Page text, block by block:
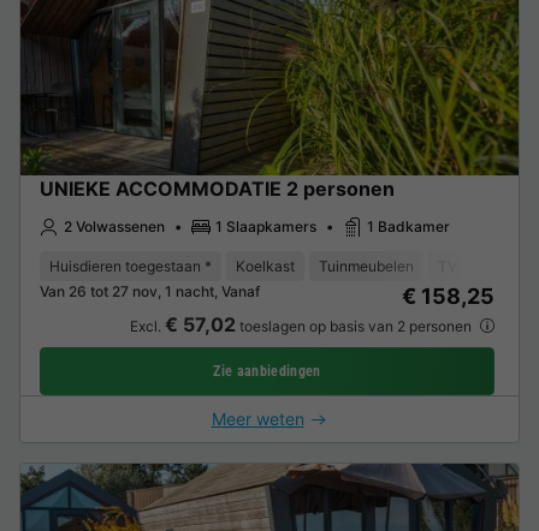
UNIEKE ACCOMMODATIE 2 personen
2 Volwassenen 1 Slaapkamers 1 Badkamer
Huisdieren toegestaan * Koelkast Tuinmeubelen
Van 26 tot 27 nov, 1 nacht, Vanaf
€ 158,25
Excl. € 57,02 toeslagen op basis van 2 personen
Zie aanbiedingen
Meer weten